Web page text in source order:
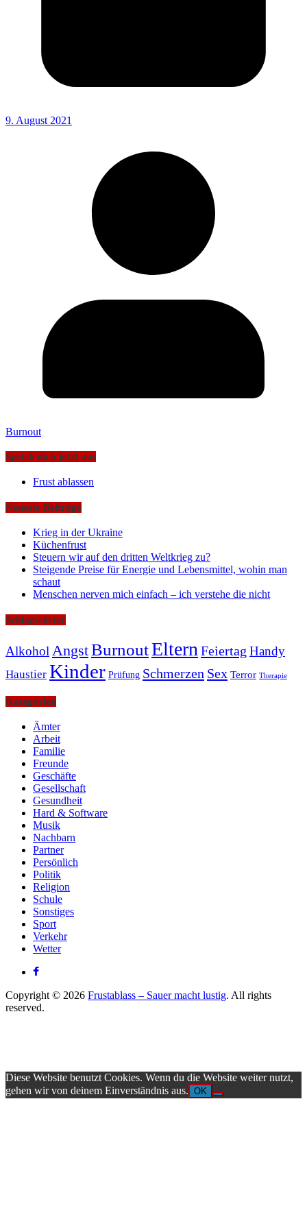
9. August 2021
Burnout
Sprich dich jetzt aus
Frust ablassen
Neueste Beiträge
Krieg in der Ukraine
Küchenfrust
Steuern wir auf den dritten Weltkrieg zu?
Steigende Preise für Energie und Lebensmittel, wohin man
schaut
Menschen nerven mich einfach – ich verstehe die nicht
Schlagwörter
Alkohol AngstBurnoutEltern Feiertag Handy
Haustier Kinder Prüfung Schmerzen Sex Terror Therapie
Kategorien
Ämter
Arbeit
Familie
Freunde
Geschäfte
Gesellschaft
Gesundheit
Hard & Software
Musik
Nachbarn
Partner
Persönlich
Politik
Religion
Schule
Sonstiges
Sport
Verkehr
Wetter
Copyright © 2026 Frustablass – Sauer macht lustig. All rights
reserved.
Diese Website benutzt Cookies. Wenn du die Website weiter nutzt,
gehen wir von deinem Einverständnis aus. OK